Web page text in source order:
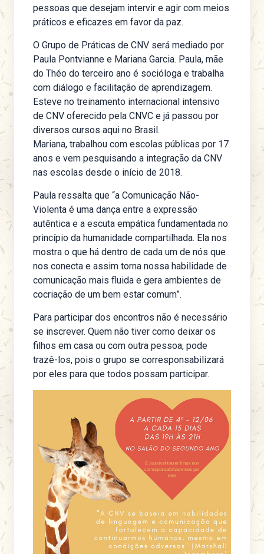
pessoas que desejam intervir e agir com meios
práticos e eficazes em favor da paz.
O Grupo de Práticas de CNV será mediado por
Paula Pontvianne e Mariana Garcia. Paula, mãe
do Théo do terceiro ano é socióloga e trabalha
com diálogo e facilitação de aprendizagem.
Esteve no treinamento internacional intensivo
de CNV oferecido pela CNVC e já passou por
diversos cursos aqui no Brasil.
Mariana, trabalhou com escolas públicas por 17
anos e vem pesquisando a integração da CNV
nas escolas desde o início de 2018.
Paula ressalta que “a Comunicação Não-
Violenta é uma dança entre a expressão
autêntica e a escuta empática fundamentada no
princípio da humanidade compartilhada. Ela nos
mostra o que há dentro de cada um de nós que
nos conecta e assim torna nossa habilidade de
comunicação mais fluida e gera ambientes de
cocriação de um bem estar comum”.
Para participar dos encontros não é necessário
se inscrever. Quem não tiver como deixar os
filhos em casa ou com outra pessoa, pode
trazê-los, pois o grupo se corresponsabilizará
por eles para que todos possam participar.